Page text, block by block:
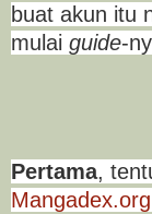
buat akun itu
mulai guide-
Pertama,
Mangadex.org